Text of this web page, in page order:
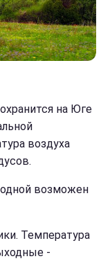
на Юге
воздуха
возможен
Температура
-